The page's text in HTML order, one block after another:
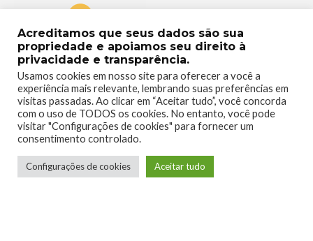
0
Acreditamos que seus dados são sua
propriedade e apoiamos seu direito à
privacidade e transparência.
Usamos cookies em nosso site para oferecer a você a
experiência mais relevante, lembrando suas preferências em
visitas passadas. Ao clicar em “Aceitar tudo”, você concorda
com o uso de TODOS os cookies. No entanto, você pode
visitar "Configurações de cookies" para fornecer um
consentimento controlado.
Configurações de cookies Aceitar tudo